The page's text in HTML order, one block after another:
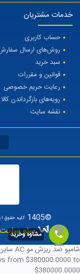
خدمات مشتریان
حساب کاربری
روش‌های ارسال
سبد خرید
قوانین و مقررات
رعایت حریم خصوصی
رویه‌های بازگرداندن کالا
نقشه سایت
©1405 کلیه حقوق
سئو
شامپو ضد ریزش مو AC ساین اسکین
from $380000.0000 to
$380000.0000
مشاوه وخرید